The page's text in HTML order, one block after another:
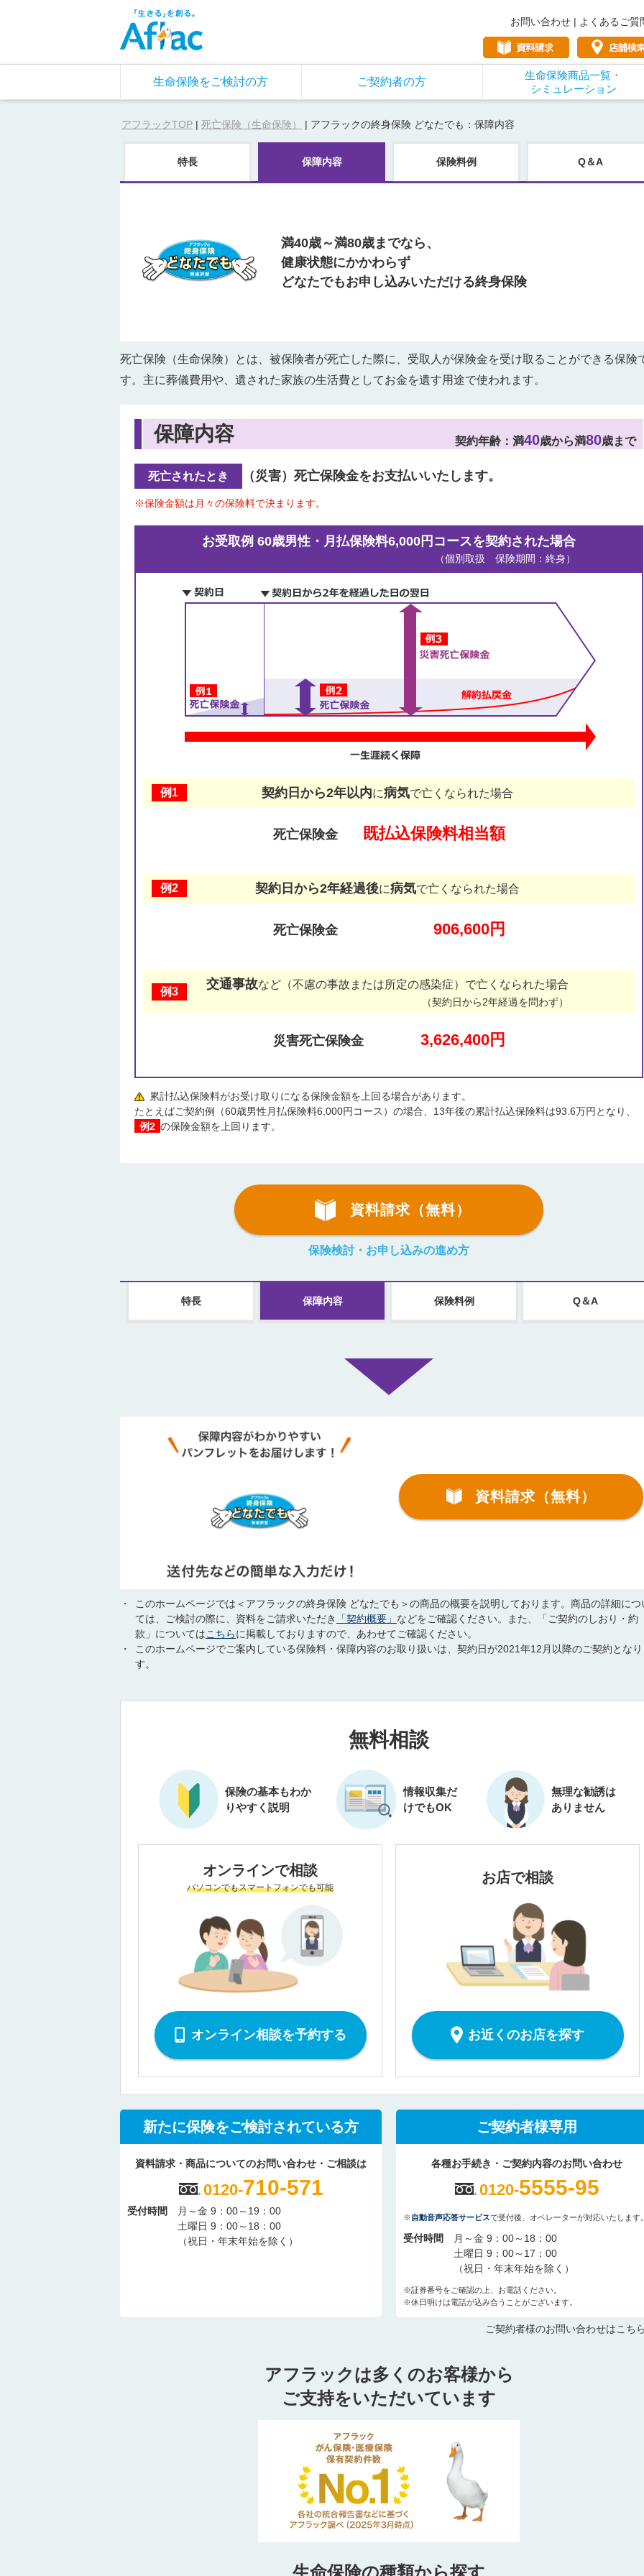
お問い合わせ | よくあるご質
生命保険をご検討の方 ご契約者の方
生命保険商品一覧・
シミュレーション
アフラックTOP | 死亡保険（生命保険） | アフラックの終身保険 どなたでも：保障内容
特長 保障内容 保険料例 Q＆A
満40歳～満80歳までなら、
健康状態にかかわらず
どなたでもお申し込みいただける終身保険
死亡保険（生命保険）とは、被保険者が死亡した際に、受取人が保険金を受け取ることができる保険
す。主に葬儀費用や、遺された家族の生活費としてお金を遺す用途で使われます。
保障内容 契約年齢： 満40歳から満80歳まで
死亡されたとき （災害）死亡保険金をお支払いいたします。
※保険金額は月々の保険料で決まります。
お受取例 60歳男性・月払保険料6,000円コースを契約された場合
（個別取扱 保険期間：終身）
例1 契約日から2年以内に病気で亡くなられた場合
死亡保険金 既払込保険料相当額
例2 契約日から2年経過後に病気で亡くなられた場合
死亡保険金 906,600円
例3
交通事故など（不慮の事故または所定の感染症）で亡くなられた場合
（契約日から2年経過を問わず）
災害死亡保険金 3,626,400円
累計払込保険料がお受け取りになる保険金額を上回る場合があります。
たとえばご契約例（60歳男性月払保険料6,000円コース）の場合、13年後の累計払込保険料は93.6万円となり、
例2 の保険金額を上回ります。
資料請求（無料）
保険検討・お申し込みの進め方
特長 保障内容 保険料例 Q＆A
資料請求（無料）
・
このホームページでは＜アフラックの終身保険 どなたでも＞の商品の概要を説明しております。商品の詳細につ
ては、ご検討の際に、資料をご請求いただき
「契約概要」 などをご確認ください。また、「ご契約のしおり・約
款」についてはこちらに掲載しておりますので、あわせてご確認ください。
・
このホームページでご案内している保険料・保障内容のお取り扱いは、契約日が2021年12月以降のご契約とな
す。
無料相談
保険の基本もわか
りやすく説明
情報収集だ
けでもOK
無理な勧誘は
ありません
オンラインで相談
パソコンでもスマートフォンでも可能
オンライン相談を予約する
お店で相談
お近くのお店を探す
新たに保険をご検討されている方
資料請求・商品についてのお問い合わせ・ご相談は
0120-710-571
受付時間
月～金 9：00～19：00
土曜日 9：00～18：00
（祝日・年末年始を除く）
ご契約者様専用
各種お手続き・ご契約内容のお問い合わせ
0120-5555-95
※自動音声応答サービスで受付後、オペレーターが対応いたします
受付時間
月～金 9：00～18：00
土曜日 9：00～17：00
（祝日・年末年始を除く）
※証券番号をご確認の上、お電話ください。
※休日明けは電話が込み合うことがございます。
ご契約者様のお問い合わせはこち
アフラックは多くのお客様から
ご支持をいただいています